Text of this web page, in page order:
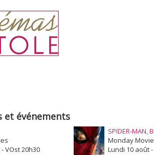
et événements
VOst 20h30
SPIDER-MAN,
Monday
Lundi 10 août